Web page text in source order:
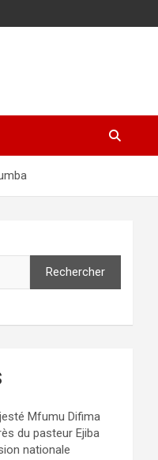
Rechercher
Mfumu Difima
du pasteur Ejiba
nationale